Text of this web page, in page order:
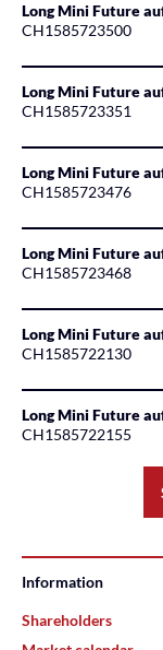
Long Mini Future
CH1585723500
Long Mini Future
CH1585723351
Long Mini Future
CH1585723476
Long Mini Future
CH1585723468
Long Mini Future
CH1585722130
Long Mini Future
CH1585722155
Information
Shareholders